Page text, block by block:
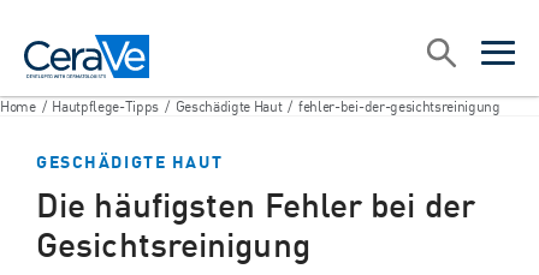
open
open
Suche
Home / Hautpflege-Tipps / Geschädigte Haut / fehler-bei-der-gesichtsreinigung
GESCHÄDIGTE HAUT
Die häufigsten Fehler bei der
Gesichtsreinigung